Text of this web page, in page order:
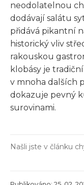
neodolatelnou
dodávají salátu
přidává pikantní
historický vliv
rakouskou
klobásy je
v mnoha dalších
dokazuje pevný
surovinami.
Našli jste v článku